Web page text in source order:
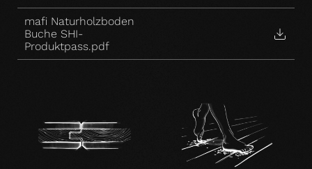
mafi Naturholzboden
Buche SHI-
Produktpass.pdf